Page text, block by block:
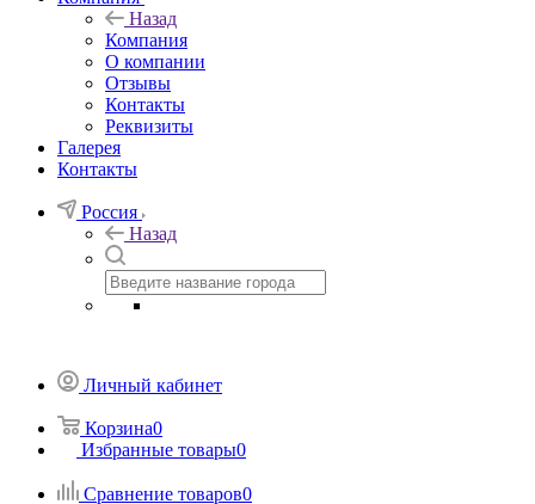
Назад
Компания
О компании
Отзывы
Контакты
Реквизиты
Галерея
Контакты
Россия
Назад
Личный кабинет
Корзина0
Избранные товары0
Сравнение товаров0